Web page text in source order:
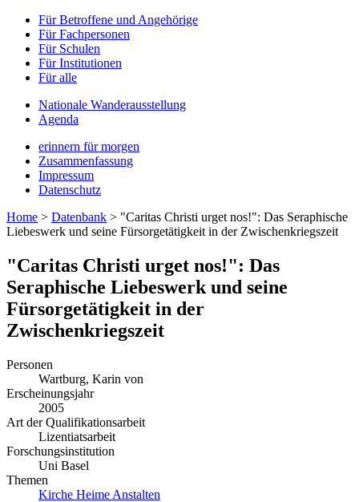
Für Betroffene und Angehörige
Für Fachpersonen
Für Schulen
Für Institutionen
Für alle
Nationale Wanderausstellung
Agenda
erinnern für morgen
Zusammenfassung
Impressum
Datenschutz
Home > Datenbank > "Caritas Christi urget nos!": Das Seraphische
Liebeswerk und seine Fürsorgetätigkeit in der Zwischenkriegszeit
"Caritas Christi urget nos!": Das
Seraphische Liebeswerk und seine
Fürsorgetätigkeit in der
Zwischenkriegszeit
Personen
Wartburg, Karin von
Erscheinungsjahr
2005
Art der Qualifikationsarbeit
Lizentiatsarbeit
Forschungsinstitution
Uni Basel
Themen
Kirche Heime Anstalten